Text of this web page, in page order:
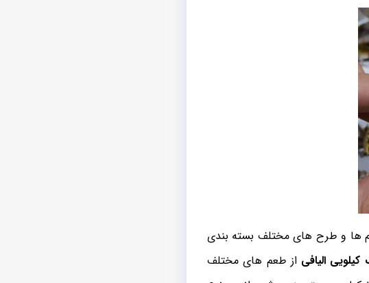
ها و طرح های مختلف بسته بندی
الیافی از طعم های مختلف